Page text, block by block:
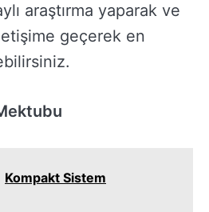
araştırma yaparak ve
geçerek en
Kompakt Sistem